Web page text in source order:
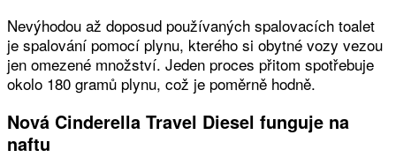
Nevýhodou až doposud používaných spalovacích toalet
je spalování pomocí plynu, kterého si obytné vozy vezou
jen omezené množství. Jeden proces přitom spotřebuje
okolo 180 gramů plynu, což je poměrně hodně.
Nová Cinderella Travel Diesel funguje na
naftu